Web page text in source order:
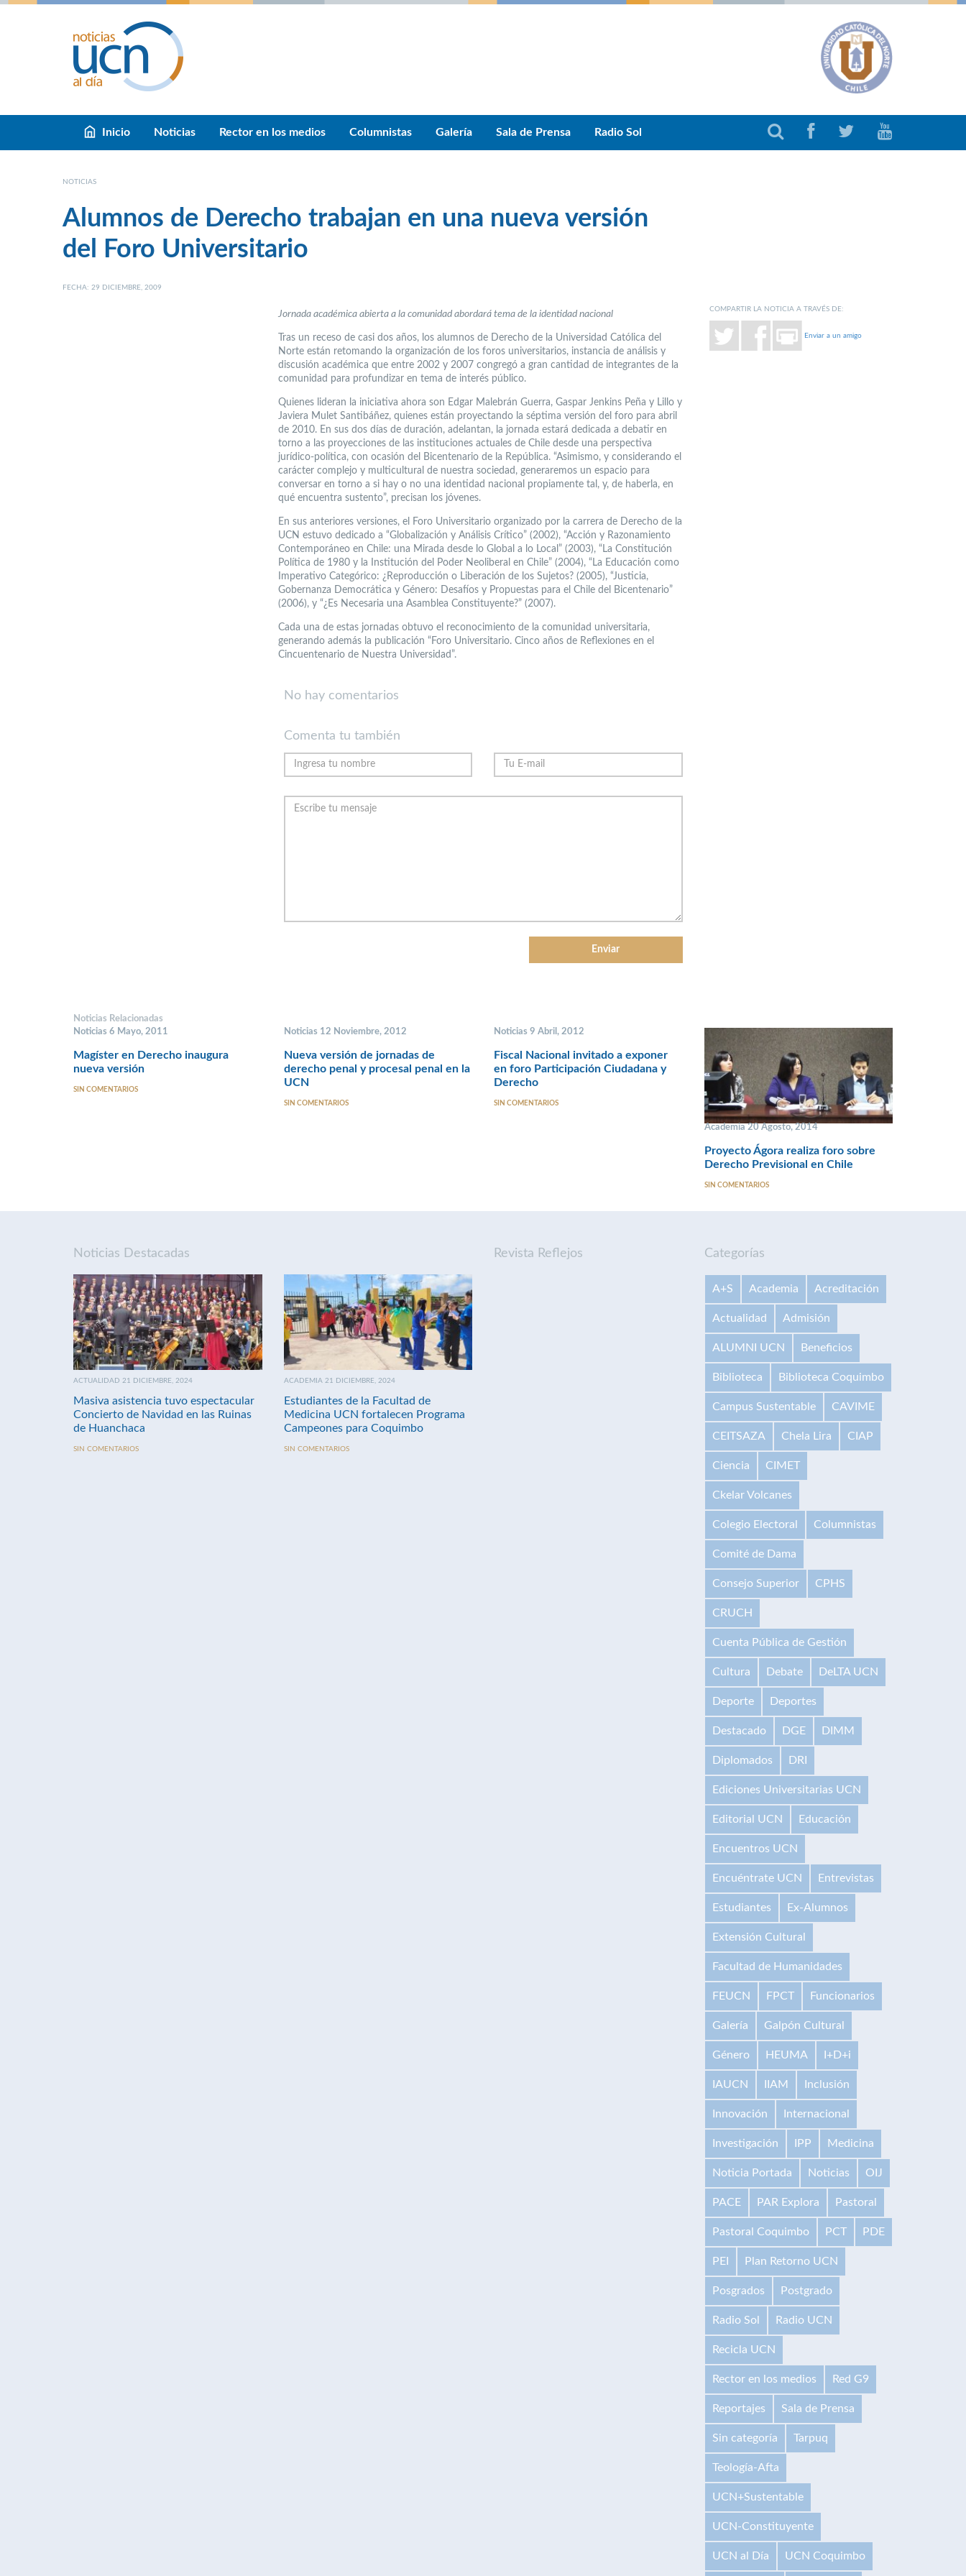
Inicio Noticias Rector en los medios Columnistas Galería Sala de Prensa Radio Sol
NOTICIAS
Alumnos de Derecho trabajan en una nueva versión
del Foro Universitario
FECHA: 29 DICIEMBRE, 2009
Jornada académica abierta a la comunidad abordará tema de la identidad nacional
Tras un receso de casi dos años, los alumnos de Derecho de la Universidad Católica del
Norte están retomando la organización de los foros universitarios, instancia de análisis y
discusión académica que entre 2002 y 2007 congregó a gran cantidad de integrantes de la
comunidad para profundizar en tema de interés público.
Quienes lideran la iniciativa ahora son Edgar Malebrán Guerra, Gaspar Jenkins Peña y Lillo y
Javiera Mulet Santibáñez, quienes están proyectando la séptima versión del foro para abril
de 2010. En sus dos días de duración, adelantan, la jornada estará dedicada a debatir en
torno a las proyecciones de las instituciones actuales de Chile desde una perspectiva
jurídico-política, con ocasión del Bicentenario de la República. “Asimismo, y considerando el
carácter complejo y multicultural de nuestra sociedad, generaremos un espacio para
conversar en torno a si hay o no una identidad nacional propiamente tal, y, de haberla, en
qué encuentra sustento”, precisan los jóvenes.
En sus anteriores versiones, el Foro Universitario organizado por la carrera de Derecho de la
UCN estuvo dedicado a “Globalización y Análisis Crítico” (2002), “Acción y Razonamiento
Contemporáneo en Chile: una Mirada desde lo Global a lo Local” (2003), “La Constitución
Política de 1980 y la Institución del Poder Neoliberal en Chile” (2004), “La Educación como
Imperativo Categórico: ¿Reproducción o Liberación de los Sujetos? (2005), “Justicia,
Gobernanza Democrática y Género: Desafíos y Propuestas para el Chile del Bicentenario”
(2006), y “¿Es Necesaria una Asamblea Constituyente?” (2007).
Cada una de estas jornadas obtuvo el reconocimiento de la comunidad universitaria,
generando además la publicación “Foro Universitario. Cinco años de Reflexiones en el
Cincuentenario de Nuestra Universidad”.
COMPARTIR LA NOTICIA A TRAVÉS DE:
Enviar a un amigo
No hay comentarios
Comenta tu también
Noticias Relacionadas
Noticias 6 Mayo, 2011
Magíster en Derecho inaugura
nueva versión
SIN COMENTARIOS
Noticias 12 Noviembre, 2012
Nueva versión de jornadas de
derecho penal y procesal penal en la
UCN
SIN COMENTARIOS
Noticias 9 Abril, 2012
Fiscal Nacional invitado a exponer
en foro Participación Ciudadana y
Derecho
SIN COMENTARIOS
Academia 20 Agosto, 2014
Proyecto Ágora realiza foro sobre
Derecho Previsional en Chile
SIN COMENTARIOS
Noticias Destacadas
ACTUALIDAD 21 DICIEMBRE, 2024
Masiva asistencia tuvo espectacular
Concierto de Navidad en las Ruinas
de Huanchaca
SIN COMENTARIOS
ACADEMIA 21 DICIEMBRE, 2024
Estudiantes de la Facultad de
Medicina UCN fortalecen Programa
Campeones para Coquimbo
SIN COMENTARIOS
Revista Reflejos Categorías
A+S Academia Acreditación
Actualidad Admisión
ALUMNI UCN Beneficios
Biblioteca Biblioteca Coquimbo
Campus Sustentable CAVIME
CEITSAZA Chela Lira CIAP
Ciencia CIMET
Ckelar Volcanes
Colegio Electoral Columnistas
Comité de Dama
Consejo Superior CPHS
CRUCH
Cuenta Pública de Gestión
Cultura Debate DeLTA UCN
Deporte Deportes
Destacado DGE DIMM
Diplomados DRI
Ediciones Universitarias UCN
Editorial UCN Educación
Encuentros UCN
Encuéntrate UCN Entrevistas
Estudiantes Ex-Alumnos
Extensión Cultural
Facultad de Humanidades
FEUCN FPCT Funcionarios
Galería Galpón Cultural
Género HEUMA I+D+i
IAUCN IIAM Inclusión
Innovación Internacional
Investigación IPP Medicina
Noticia Portada Noticias OIJ
PACE PAR Explora Pastoral
Pastoral Coquimbo PCT PDE
PEI Plan Retorno UCN
Posgrados Postgrado
Radio Sol Radio UCN
Recicla UCN
Rector en los medios Red G9
Reportajes Sala de Prensa
Sin categoría Tarpuq
Teología-Afta
UCN+Sustentable
UCN-Constituyente
UCN al Día UCN Coquimbo